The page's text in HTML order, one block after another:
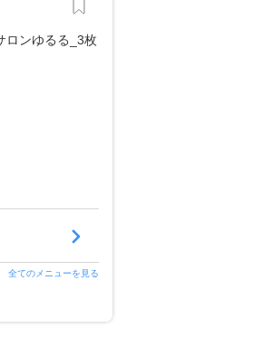
全てのメニューを見る